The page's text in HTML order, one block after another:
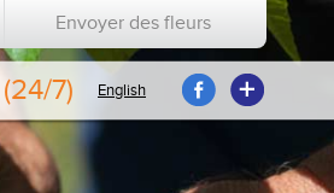
Envoyer des fleurs
(24/7) English